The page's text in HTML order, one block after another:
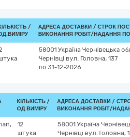
/
АДРЕСА ДОСТАВКИ / СТРОК
ВИКОНАННЯ РОБІТ/НАДАННЯ
58001 Україна Чернівецька
Чернівці вул. Головна, 137
по 31-12-2026
КІЛЬКІСТЬ /
ОД.ВИМІРУ
АДРЕСА ДОСТАВКИ /
ВИКОНАННЯ РОБІТ/
12
штука
58001 Україна
Чернівці вул. Головна,